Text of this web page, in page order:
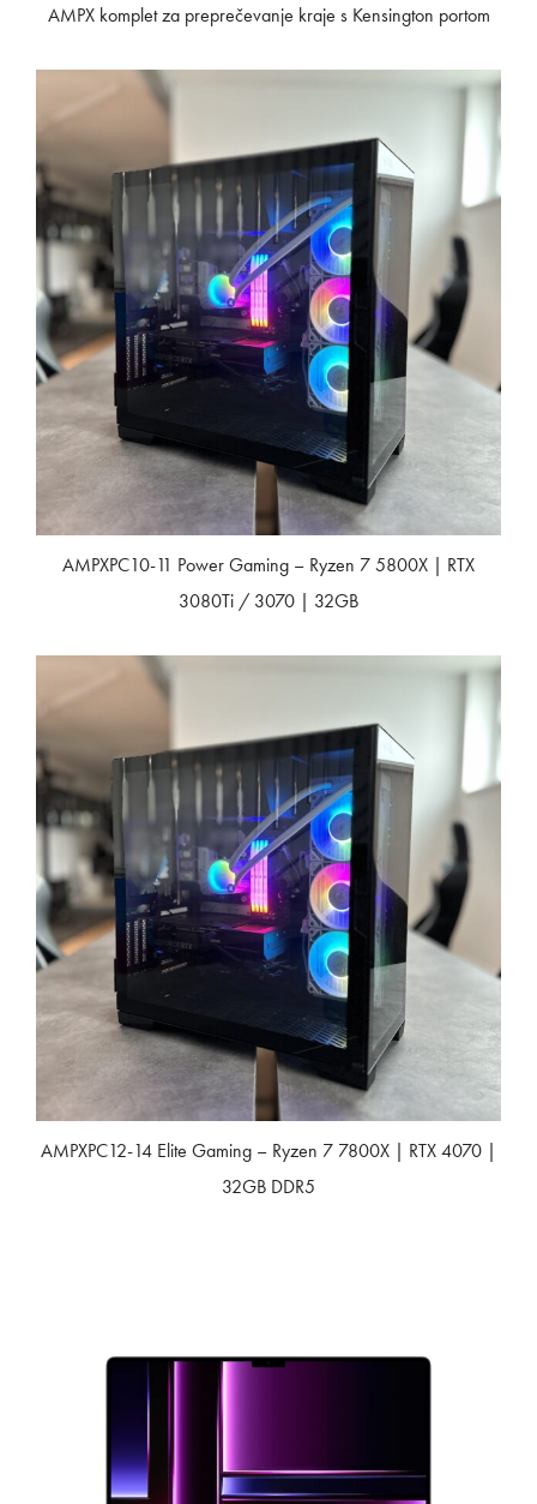
AMPX komplet za preprečevanje kraje s Kensington portom
AMPXPC10-11 Power Gaming – Ryzen 7 5800X | RTX
3080Ti / 3070 | 32GB
AMPXPC12-14 Elite Gaming – Ryzen 7 7800X | RTX 4070 |
32GB DDR5